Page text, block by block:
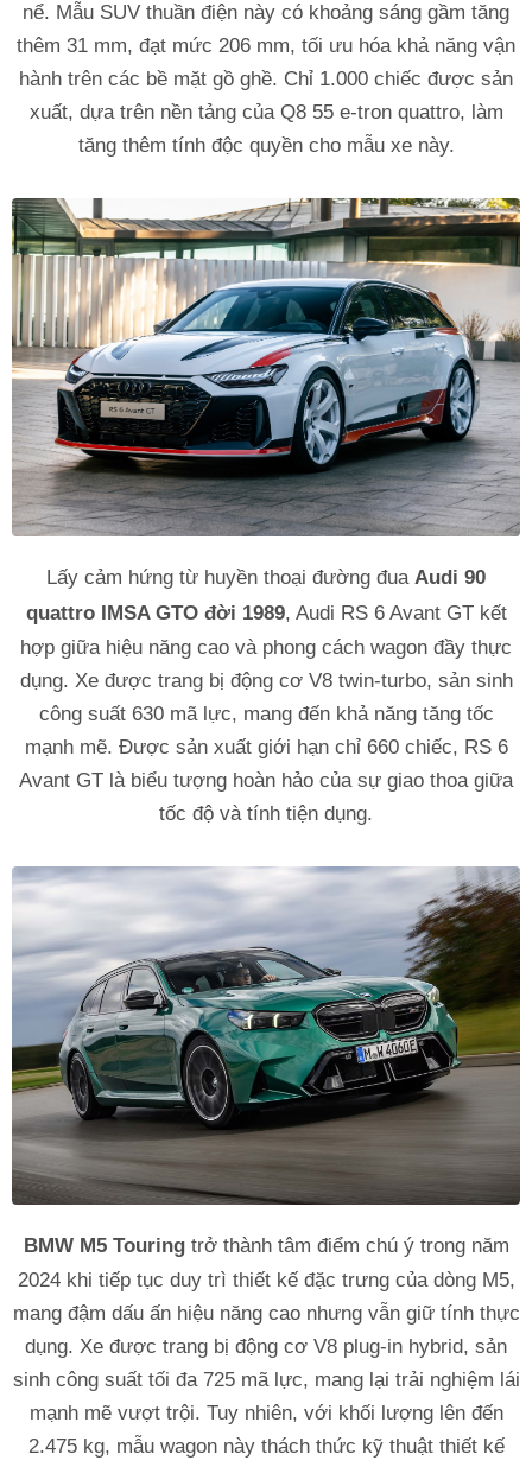
nể. Mẫu SUV thuần điện này có khoảng sáng gầm tăng
thêm 31 mm, đạt mức 206 mm, tối ưu hóa khả năng vận
hành trên các bề mặt gồ ghề. Chỉ 1.000 chiếc được sản
xuất, dựa trên nền tảng của Q8 55 e-tron quattro, làm
tăng thêm tính độc quyền cho mẫu xe này.
Lấy cảm hứng từ huyền thoại đường đua Audi 90
quattro IMSA GTO đời 1989, Audi RS 6 Avant GT kết
hợp giữa hiệu năng cao và phong cách wagon đầy thực
dụng. Xe được trang bị động cơ V8 twin-turbo, sản sinh
công suất 630 mã lực, mang đến khả năng tăng tốc
mạnh mẽ. Được sản xuất giới hạn chỉ 660 chiếc, RS 6
Avant GT là biểu tượng hoàn hảo của sự giao thoa giữa
tốc độ và tính tiện dụng.
BMW M5 Touringtrở thành tâm điểm chú ý trong năm
2024 khi tiếp tục duy trì thiết kế đặc trưng của dòng M5,
mang đậm dấu ấn hiệu năng cao nhưng vẫn giữ tính thực
dụng. Xe được trang bị động cơ V8 plug-in hybrid, sản
sinh công suất tối đa 725 mã lực, mang lại trải nghiệm lái
mạnh mẽ vượt trội. Tuy nhiên, với khối lượng lên đến
2.475 kg, mẫu wagon này thách thức kỹ thuật thiết kế